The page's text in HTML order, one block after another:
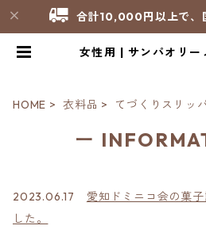
合計10,000円以上で、
女性用 | サンパオリー
HOME 衣料品 てづくりスリッ
ー
2023.06.17 愛知ドミニコ会の菓
した。